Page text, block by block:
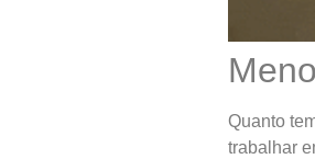
Quanto
trabalhar